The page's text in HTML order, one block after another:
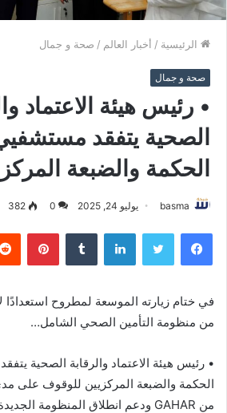
الرئيسية / أخبار العالم / صحة و جمال
صحة و جمال
• رئيس هيئة الاعتماد
الصحية يتفقد
الحكمة والضبعة
basma يوليو 24, 2025 0
382
فيسبوك تويتر لينكدإن
في ختام زيارته الموسعة لمطروح استعدادًا
من منظومة التأمين الصحي الشامل…
• رئيس هيئة الاعتماد والرقابة الصحية
الحكمة والضبعة المركزيين للوقوف على
من GAHAR ودعم انطلاق المنظومة الجديدة بمطروح